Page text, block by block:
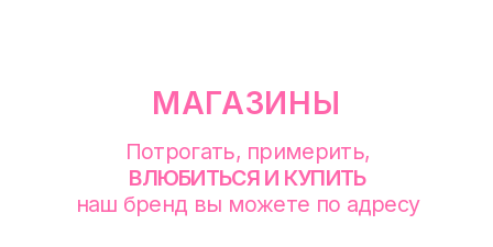
Екатеринбург
Сакко и Ванцетти, 99
смотреть в Яндекс. Картах